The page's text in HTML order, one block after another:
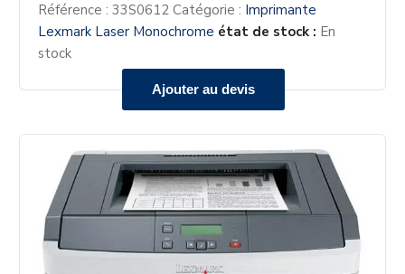
Ajouter au devis
Référence :33S0612 Catégorie : Imprimante
Lexmark Laser Monochrome état de stock : En
stock